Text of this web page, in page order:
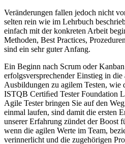
Veränderungen fallen jedoch nicht
selten rein wie im Lehrbuch
einfach mit der konkreten Arbeit
Methoden, Best Practices,
sind ein sehr guter Anfang.
Ein Beginn nach Scrum oder
erfolgsversprechender Einstieg in
Ausbildungen zu agilem Testen, wie
ISTQB Certiﬁed Tester Foundation
Agile Tester bringen Sie auf den
einmal laufen, sind damit die ersten
unserer Erfahrung zündet der Boost
wenn die agilen Werte im Team,
verinnerlicht und die zugehörigen